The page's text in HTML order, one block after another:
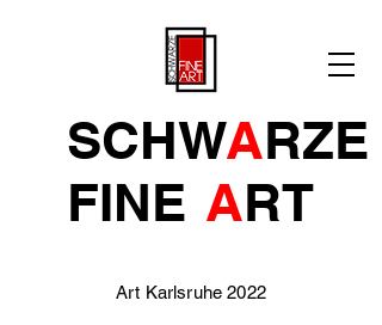
SCHWARZE
FINE ART
Art Karlsruhe 2022